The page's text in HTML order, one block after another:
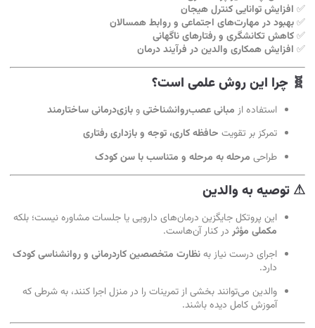
✅ افزایش توانایی کنترل هیجان
✅بهبود در مهارت‌های اجتماعی و روابط همسالان
✅کاهش تکانشگری و رفتارهای ناگهانی
✅ افزایش همکاری والدین در فرآیند درمان
🧬 چرا این روش علمی است؟
استفاده از مبانی عصب‌روانشناختیوبازی‌درمانی ساختارمند
تمرکز بر تقویت حافظه کاری، توجه و بازداری رفتاری
طراحی مرحله به مرحله و متناسب با سن کودک
⚠ توصیه به والدین
این پروتکل جایگزین درمان‌های دارویی یا جلسات مشاوره نیست؛ بلکه
مکملی مؤثر در کنار آن‌هاست.
اجرای درست نیاز بهنظارت متخصصین کاردرمانی و روانشناسی کودک
دارد.
والدین می‌توانند بخشی از تمرینات را در منزل اجرا کنند، به شرطی که
آموزش کامل دیده باشند.